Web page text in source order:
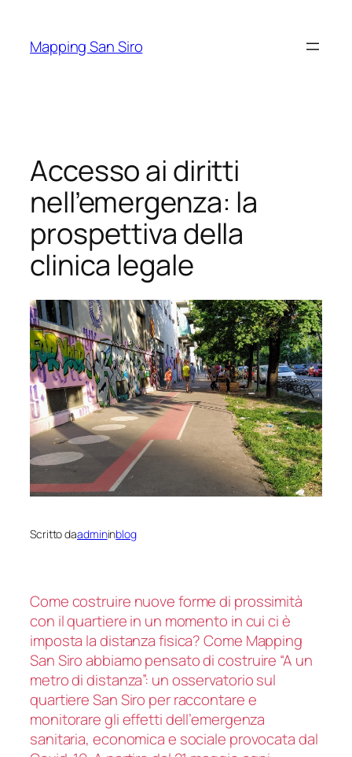
contenuto
Mapping San Siro
Accesso ai diritti
nell’emergenza: la
prospettiva della
clinica legale
Scritto daadmininblog
Come costruire nuove forme di prossimità
con il quartiere in un momento in cui ci è
imposta la distanza fisica? Come Mapping
San Siro abbiamo pensato di costruire “A un
metro di distanza”: un osservatorio sul
quartiere San Siro per raccontare e
monitorare gli effetti dell’emergenza
sanitaria, economica e sociale provocata dal